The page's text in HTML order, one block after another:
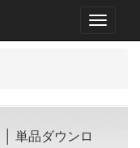
MENU
│ 単品ダウンロ